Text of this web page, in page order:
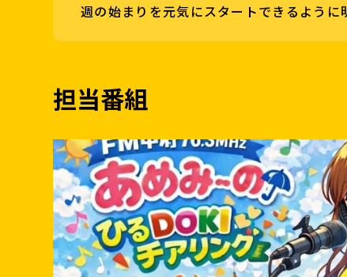
週の始まりを元気にスタートできるように
担当番組